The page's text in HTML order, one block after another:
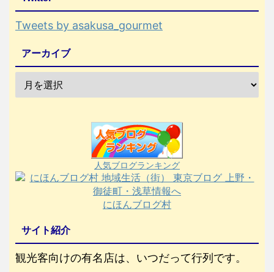
Tweets by asakusa_gourmet
アーカイブ
人気ブログランキング
にほんブログ村
サイト紹介
観光客向けの有名店は、いつだって行列です。